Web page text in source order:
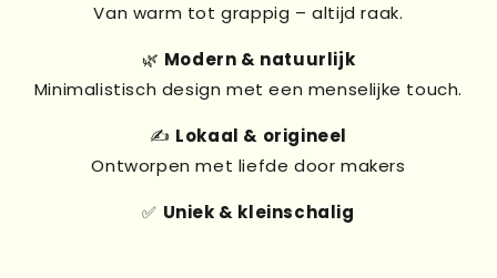
Van warm tot grappig – altijd raak.
🌿 Modern & natuurlijk
Minimalistisch design met een menselijke touch.
✍️ Lokaal & origineel
Ontworpen met liefde door makers
✅ Uniek & kleinschalig